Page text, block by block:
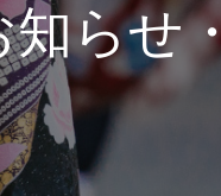
知らせ